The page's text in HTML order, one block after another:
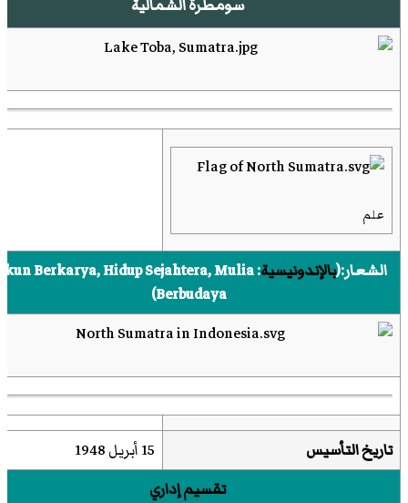
سومطرة الشمالية
علم
الشعار:(بالإندونيسية:
Berkarya, Hidup Sejahtera, Mulia
Berbudaya
)‏
تاريخ التأسيس
15 أبريل 1948
تقسيم إداري